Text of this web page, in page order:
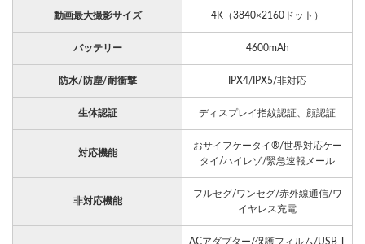
動画最大撮影サイズ 4K（3840×2160ドット）
バッテリー 4600mAh
防水/防塵/耐衝撃 IPX4/IPX5/非対応
生体認証 ディスプレイ指紋認証、顔認証
対応機能
おサイフケータイ®/世界対応ケー
タイ/ハイレゾ/緊急速報メール
非対応機能
フルセグ/ワンセグ/赤外線通信/ワ
イヤレス充電
ACアダプター/保護フィルム/USB T